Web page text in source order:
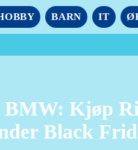
BARN IT
Kjøp
Black